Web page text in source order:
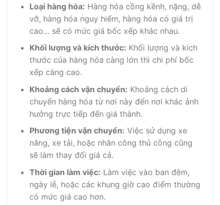
Loại hàng hóa: Hàng hóa cồng kềnh, nặng, dễ
vỡ, hàng hóa nguy hiểm, hàng hóa có giá trị
cao… sẽ có mức giá bốc xếp khác nhau.
Khối lượng và kích thước: Khối lượng và kích
thước của hàng hóa càng lớn thì chi phí bốc
xếp càng cao.
Khoảng cách vận chuyển: Khoảng cách di
chuyển hàng hóa từ nơi này đến nơi khác ảnh
hưởng trực tiếp đến giá thành.
Phương tiện vận chuyển: Việc sử dụng xe
nâng, xe tải, hoặc nhân công thủ công cũng
sẽ làm thay đổi giá cả.
Thời gian làm việc: Làm việc vào ban đêm,
ngày lễ, hoặc các khung giờ cao điểm thường
có mức giá cao hơn.